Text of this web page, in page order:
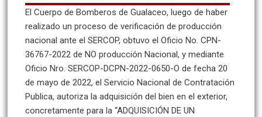
El Cuerpo de Bomberos de Gualaceo, luego de haber
realizado un proceso de verificación de producción
nacional ante el SERCOP, obtuvo el Oficio No. CPN-
36767-2022 de NO producción Nacional, y mediante
Oficio Nro. SERCOP-DCPN-2022-0650-O de fecha 20
de mayo de 2022, el Servicio Nacional de Contratación
Publica, autoriza la adquisición del bien en el exterior,
concretamente para la “ADQUISICIÓN DE UN